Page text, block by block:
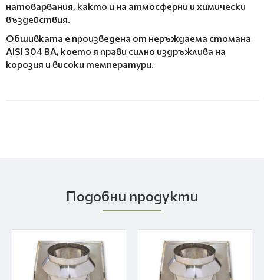
натоварвания, както и на атмосферни и химически
въздействия.
Обшивката е произведена от неръждаема стомана
AISI 304 BA, което я прави силно издръжлива на
корозия и високи температури.
Подобни продукти